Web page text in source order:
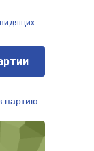
партию